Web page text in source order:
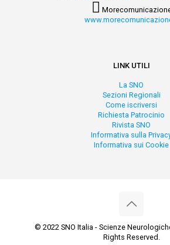
LINK UTILI
La SNO
Sezioni Regionali
Come iscriversi
Richiesta Patrocinio
Rivista SNO
Informativa sulla
Informativa sui Cookie
© 2022 SNO Italia - Scienze
Rights Reserved.